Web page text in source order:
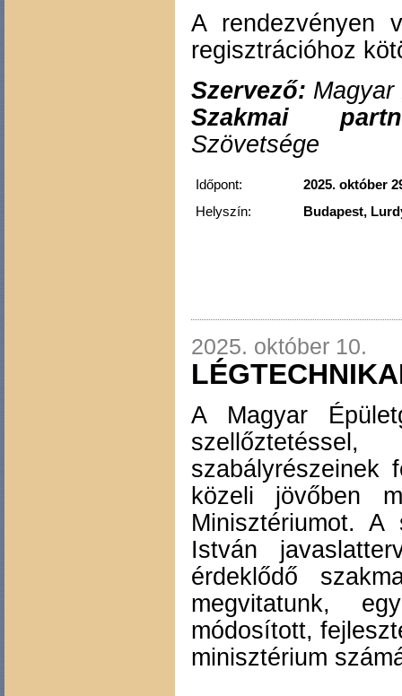
A rendezvényen
regisztrációhoz
Szervező:
Szakmai
Szövetsége
Időpont:
2025. október
Helyszín:
Budapest,
2025. október 10.
A Magyar
szabályrészeinek
közeli jövőben
Minisztériumot. A
István
érdeklődő
megvitatunk,
módosított,
minisztérium